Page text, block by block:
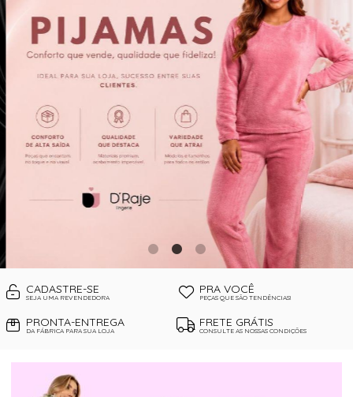
CORSELETS
PIJAMAS DE INVERNO
PIJAMAS DE VERÃO
SUTIÃS
CADASTRE-SE
SEJA UMA REVENDEDORA
PRA VOCÊ
PEÇAS QUE SÃO TENDÊNCIAS!
PRONTA-ENTREGA
DA FÁBRICA PARA SUA LOJA
FRETE GRÁTIS
CONSULTE AS NOSSAS CONDIÇÕES